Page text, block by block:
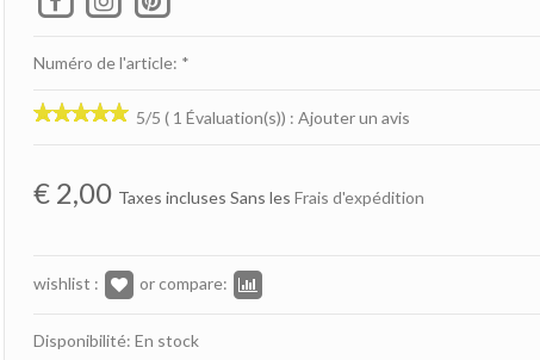
Numéro de l'article: *
5/5 ( 1 Évaluation(s)) : Ajouter un avis
€ 2,00 Taxes incluses Sans les Frais d'expédition
wishlist : or compare:
Disponibilité: En stock